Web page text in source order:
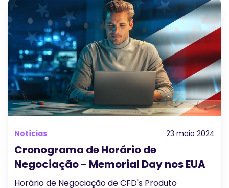
Notícias 23 maio 2024
Cronograma de Horário de
Negociação - Memorial Day nos EUA
Horário de Negociação de CFD's Produto